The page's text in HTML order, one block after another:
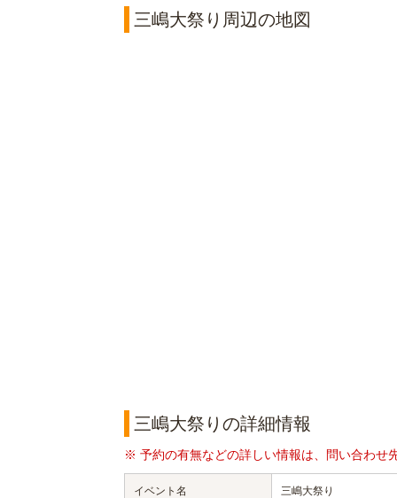
三嶋大祭り周辺の地図
三嶋大祭りの詳細情報
※ 予約の有無などの詳しい情報は、問い合わせ
イベント名 三嶋大祭り